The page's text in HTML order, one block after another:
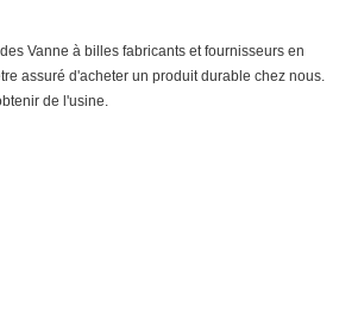
Vanne à billes fabricants et fournisseurs en
assuré d'acheter un produit durable chez nous.
de l'usine.